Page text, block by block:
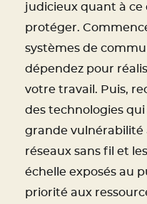
judicieux quant à ce
protéger.
systèmes de
dépendez pour
votre travail. Puis,
des technologies
grande vulnérabilité
réseaux sans fil et
échelle exposés au
priorité aux